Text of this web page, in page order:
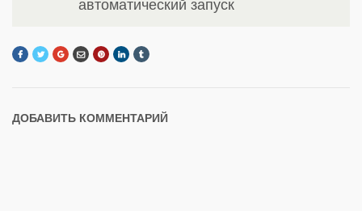
автоматический запуск
ДОБАВИТЬ КОММЕНТАРИЙ